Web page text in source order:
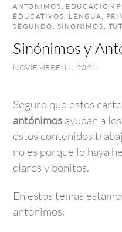
NOVIEMBRE 11, 2021
Sinónimos y
ANTONIMOS
EDUCACION
EDUCATIVOS
LENGUA
SEGUNDO
SINONIMOS
Seguro que estos
antónimos ayudan a
estos contenidos
no es porque lo haya
claros y bonitos.
En estos temas
antónimos.